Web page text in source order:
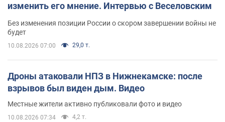
изменить его мнение. Интервью с Веселовским
Без изменения позиции России о скором завершении войны не
будет
10.08.2026 07:00 29,0 т.
Дроны атаковали НПЗ в Нижнекамске: после
взрывов был виден дым. Видео
Местные жители активно публиковали фото и видео
10.08.2026 07:34 4,2 т.